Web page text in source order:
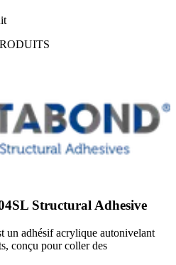
Structural Adhesive
un adhésif acrylique autonivelant
conçu pour coller des